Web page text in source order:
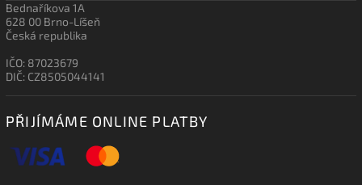
Bednaříkova 1A
628 00 Brno-Líšeň
Česká republika
IČO: 87023679
DIČ: CZ8505044141
PŘIJÍMÁME ONLINE PLATBY